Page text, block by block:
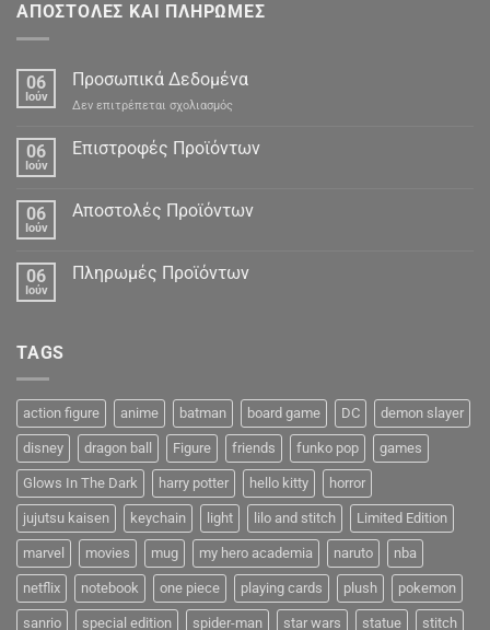
ΑΠΟΣΤΟΛΕΣ ΚΑΙ ΠΛΗΡΩΜΕΣ
06
Ιούν
Προσωπικά Δεδομένα
Δεν επιτρέπεται σχολιασμός
Δεδομένα
06
Ιούν
Επιστροφές Προϊόντων
06
Ιούν
Αποστολές Προϊόντων
06
Ιούν
Πληρωμές Προϊόντων
TAGS
action figure anime batman board game DC demon slayer
disney dragon ball Figure friends funko pop games
Glows In The Dark harry potter hello kitty horror
jujutsu kaisen keychain light lilo and stitch Limited Edition
marvel movies mug my hero academia naruto nba
netflix notebook one piece playing cards plush pokemon
sanrio special edition spider-man star wars statue stitch